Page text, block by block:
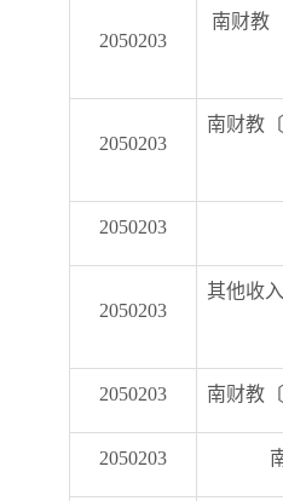
2050203
南财教
2050203
南财教
2050203
2050203
其他收
2050203 南财教
2050203